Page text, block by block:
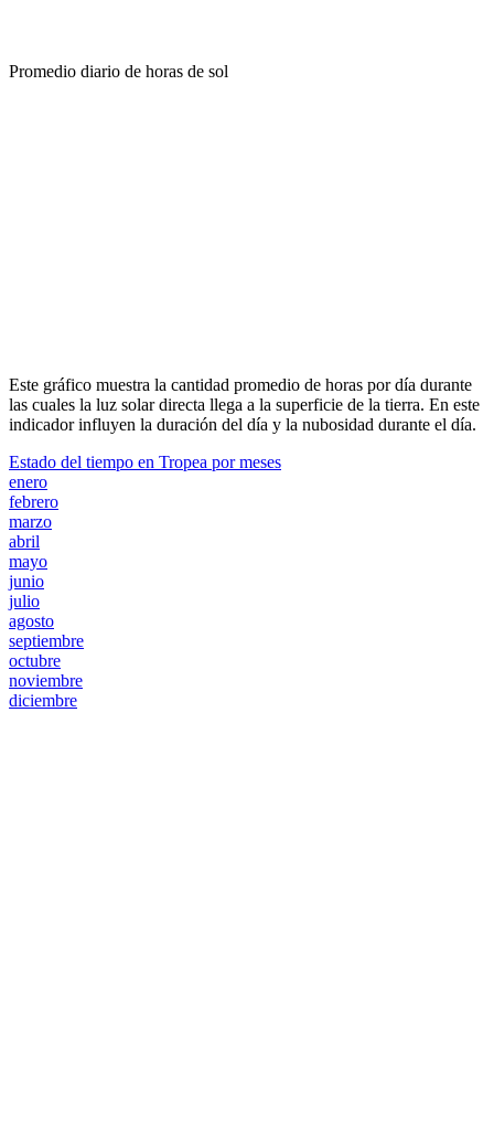
Promedio diario de horas de sol
Este gráfico muestra la cantidad promedio de horas por día durante
las cuales la luz solar directa llega a la superficie de la tierra. En este
indicador influyen la duración del día y la nubosidad durante el día.
Estado del tiempo en Tropea por meses
enero
febrero
marzo
abril
mayo
junio
julio
agosto
septiembre
octubre
noviembre
diciembre